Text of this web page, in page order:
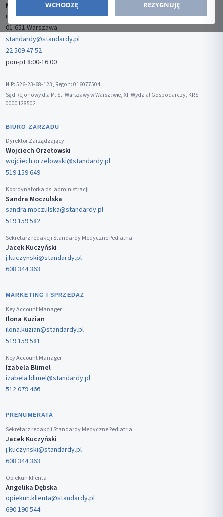
WCHODZĘ REZYGNUJĘ
Media-Press Sp. z o.o.
ul. Gwiaździsta 7B/8
01-651 Warszawa
standardy@standardy.pl
22 509 47 52
pon-pt 8:00-16:00
NIP: 526-23-68-123, Regon: 016077504
Sąd Rejonowy dla M. St. Warszawy w Warszawie, XII Wydział Gospodarczy, KRS
0000128502
BIURO ZARZĄDU
Dyrektor Zarządzający
Wojciech Orzełowski
wojciech.orzelowski@standardy.pl
519 159 649
Koordynatorka ds. administracji
Sandra Moczulska
sandra.moczulska@standardy.pl
519 159 582
Sekretarz redakcji Standardy Medyczne Pediatria
Jacek Kuczyński
j.kuczynski@standardy.pl
608 344 363
MARKETING I SPRZEDAŻ
Key Account Manager
Ilona Kuzian
ilona.kuzian@standardy.pl
519 159 581
Key Account Manager
Izabela Blimel
izabela.blimel@standardy.pl
512 079 466
PRENUMERATA
Sekretarz redakcji Standardy Medyczne Pediatria
Jacek Kuczyński
j.kuczynski@standardy.pl
608 344 363
Opiekun klienta
Angelika Dębska
opiekun.klienta@standardy.pl
690 190 544